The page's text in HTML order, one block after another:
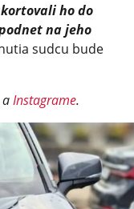
ho do
na jeho
sudcu bude
aInstagrame.